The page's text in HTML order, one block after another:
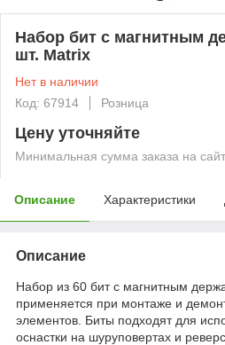
Набор бит с магнитным
шт. Matrix
Нет в наличии
Код: 67914
Розница
Цену уточняйте
Минимальная сумма заказа на
Описание Характеристики
Описание
Набор из 60 бит с магнитным
применяется при монтаже и
элементов. Биты подходят для
оснастки на шуруповертах и